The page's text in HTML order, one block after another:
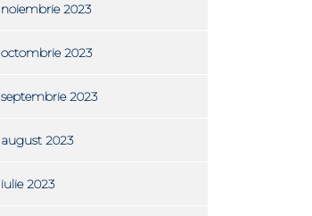
noiembrie 2023
octombrie 2023
septembrie 2023
august 2023
iulie 2023